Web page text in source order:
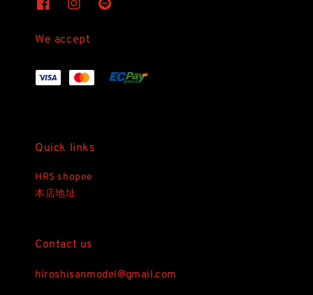
We accept
Quick links
HRS shopee
本店地址
Contact us
hiroshisanmodel@gmail.com